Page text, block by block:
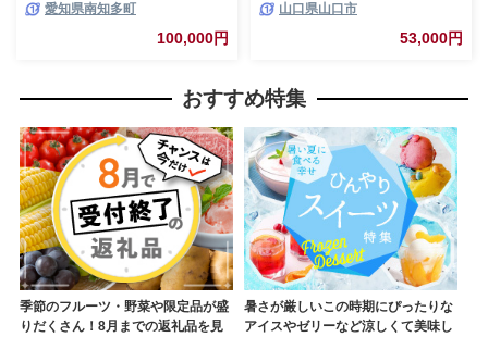
アウトドア 温泉 リフレッシュ
家族 友人 カップル 愛知 南知多
愛知県南知多町
100,000円
山口県山口市
53,000円
おすすめ特集
季節のフルーツ・野菜や限定品が盛
りだくさん！8月までの返礼品を見
暑さが厳しいこの時期にぴったりな
アイスやゼリーなど涼しくて美味し